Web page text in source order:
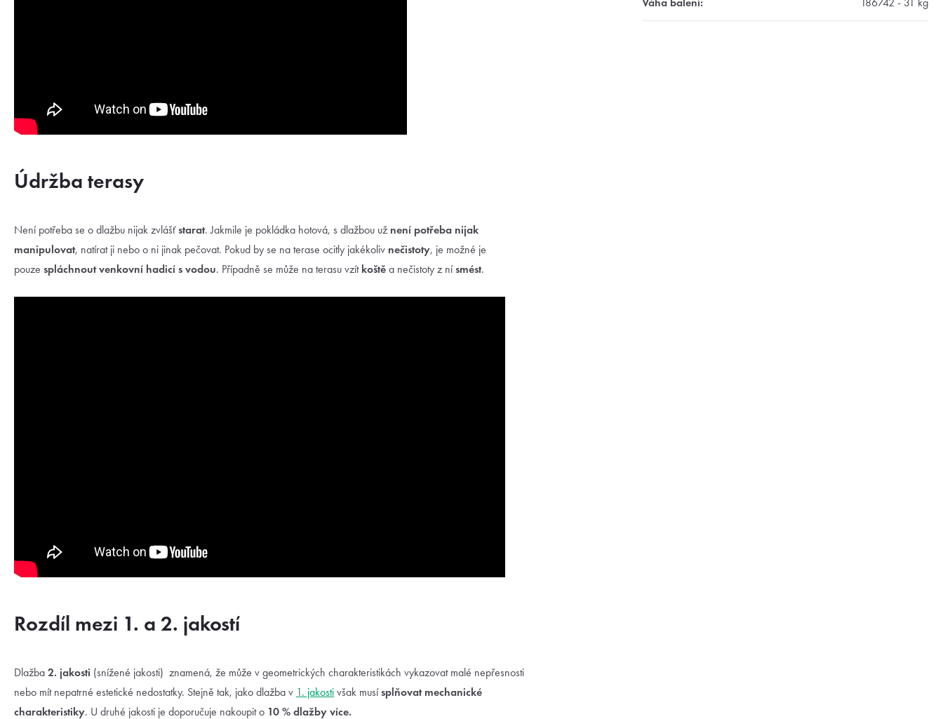
Údržba terasy
Není potřeba se o dlažbu nijak zvlášťstarat. Jakmile je pokládka hotová, s dlažbou už není potřeba nijak
manipulovat, natírat ji nebo o ni jinak pečovat. Pokud by se na terase ocitly jakékoliv nečistoty, je možné je
pouze spláchnout venkovní hadicí s vodou. Případně se může na terasu vzít koště a nečistoty z nísmést.
Rozdíl mezi 1. a 2. jakostí
Dlažba 2. jakosti (snížené jakosti) znamená, že může v geometrických charakteristikách vykazovat malé nepřesnosti
nebo mít nepatrné estetické nedostatky. Stejně tak, jako dlažba v 1. jakosti však musísplňovat mechanické
charakteristiky. U druhé jakosti je doporučuje nakoupit o 10 % dlažby více.